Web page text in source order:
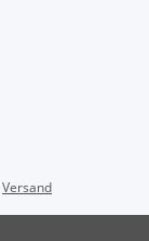
Versand